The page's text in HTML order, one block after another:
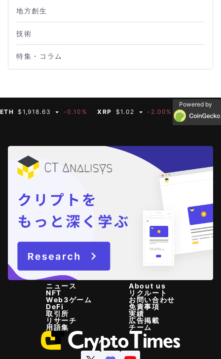
地方創生
技術
特集・コラム
$1,918.63 -0.10% XRP $1.02 -2.00% BNB $592.66
Powered by
ニュース
NFT
Web3ゲーム
DeFi
取引所
リサーチ
用語集
About us
リクルート
お問い合わせ
免責事項
実績
広告掲載
チーム